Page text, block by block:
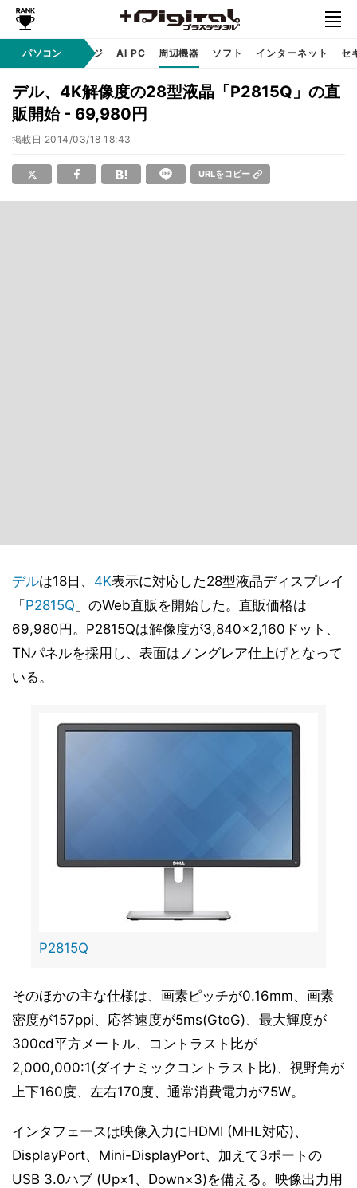
パソコン
自作 / テクノロジ AI PC 周辺機器 ソフト インターネット セ
デル、4K解像度の28型液晶「P2815Q」の直
販開始 - 69,980円
掲載日 2014/03/18 18:43
URLをコピー
デルは18日、 4K表示に対応した28型液晶ディスプレイ
「 P2815Q 」のWeb直販を開始した。直販価格は
69,980円。P2815Qは解像度が3,840×2,160ドット、
TNパネルを採用し、表面はノングレア仕上げとなって
いる。
P2815Q
そのほかの主な仕様は、画素ピッチが0.16mm、画素
密度が157ppi、応答速度が5ms(GtoG)、最大輝度が
300cd平方メートル、コントラスト比が
2,000,000:1(ダイナミックコントラスト比)、視野角が
上下160度、左右170度、通常消費電力が75W。
インタフェースは映像入力にHDMI (MHL対応)、
DisplayPort、Mini-DisplayPort、加えて3ポートの
USB 3.0ハブ (Up×1、Down×3)を備える。映像出力用